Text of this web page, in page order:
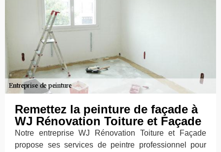
Remettez la peinture de façade à
WJ Rénovation Toiture et Façade
Notre entreprise WJ Rénovation Toiture et Façade
propose ses services de peintre professionnel pour